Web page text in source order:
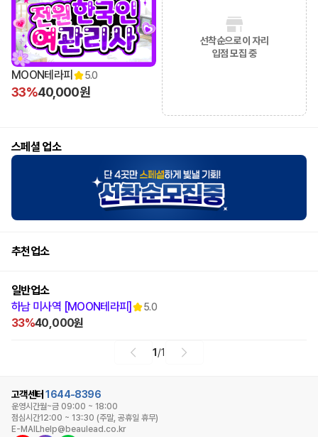
MOON테라피 5.0
33%40,000원
선착순으로 이 자리
입점 모집 중
스페셜 업소
추천업소
일반업소
하남 미사역 [MOON테라피]
5.0
33%40,000원
1 /1
고객센터 1644-8396
운영시간월~금 09:00 ~ 18:00
점심시간12:00 ~ 13:30 (주말, 공휴일 휴무)
E-MAILhelp@beaulead.co.kr